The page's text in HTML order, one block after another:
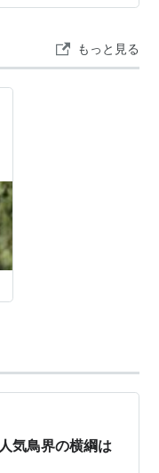
＋バックバンドと
いのだろうか？と
もっと見る
気鳥界の横綱は